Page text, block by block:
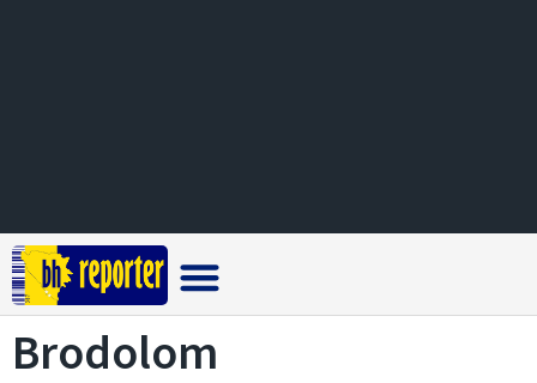
Brodolom